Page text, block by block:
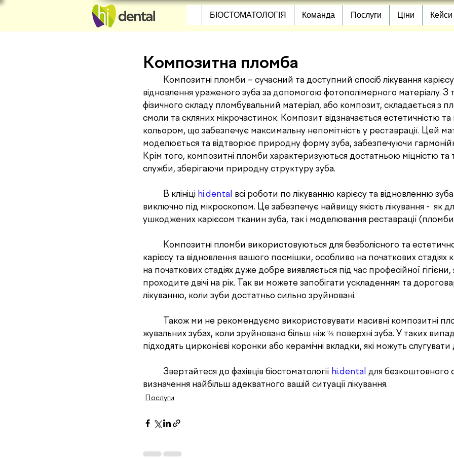
БІОСТОМАТОЛОГІЯ Команда Послуги Ціни Кейси
Композитна пломба
відновлення ураженого зуба за допомогою фотополімерного матеріалу. З
фізичного складу пломбувальний матеріал, або композит, складається з
смоли та скляних мікрочастинок. Композит відзначається естетичністю
кольором, що забезпечує максимальну непомітність у реставрації. Цей
моделюється та відтворює природну форму зуба, забезпечуючи
Крім того, композитні пломби характеризуються достатньою міцністю та
служби, зберігаючи природну структуру зуба.
	В клініці
hi.dental всі роботи по лікуванню карієсу та відновленню
виключно під мікроскопом. Це забезпечує найвищу якість лікування -  як
ушкоджених карієсом тканин зуба, так і моделювання реставрації
карієсу та відновлення вашого посмішки, особливо на початкових стадіях
на початкових стадіях дуже добре виявляється під час професійної
проходите двічі на рік. Так ви можете запобігати ускладенням та
лікуванню, коли зуби достатньо сильно зруйновані.
жувальних зубах, коли зруйновано більш ніж ⅔ поверхні зуба. У таких
підходять цирконієві коронки або керамічні вкладки, які можуть
	Звертайтеся до фахівців біостоматології
hi.dental для безкоштовного
визначення найбільш адекватного вашій ситуації лікування.
Послуги